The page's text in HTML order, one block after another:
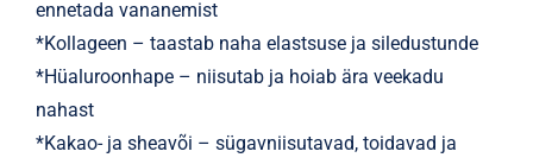
ennetada vananemist
*Kollageen – taastab naha elastsuse ja siledustunde
*Hüaluroonhape – niisutab ja hoiab ära veekadu
nahast
*Kakao- ja sheavõi – sügavniisutavad, toidavad ja